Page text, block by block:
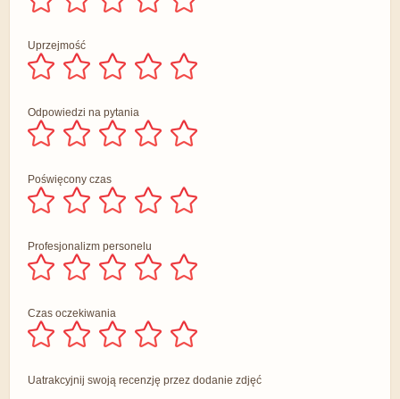
Uprzejmość
Odpowiedzi na pytania
Poświęcony czas
Profesjonalizm personelu
Czas oczekiwania
Uatrakcyjnij swoją recenzję przez dodanie zdjęć